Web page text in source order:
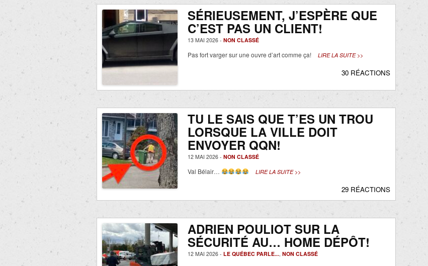
SÉRIEUSEMENT, J’ESPÈRE QUE
C’EST PAS UN CLIENT!
13 MAI 2026 - NON CLASSÉ
Pas fort varger sur une ouvre d’art comme ça! LIRE LA SUITE >>
30 RÉACTIONS
TU LE SAIS QUE T’ES UN TROU
LORSQUE LA VILLE DOIT
ENVOYER QQN!
12 MAI 2026 - NON CLASSÉ
Val Bélair… LIRE LA SUITE >>
29 RÉACTIONS
ADRIEN POULIOT SUR LA
SÉCURITÉ AU… HOME DÉPÔT!
12 MAI 2026 - LE QUÉBEC PARLE..., NON CLASSÉ